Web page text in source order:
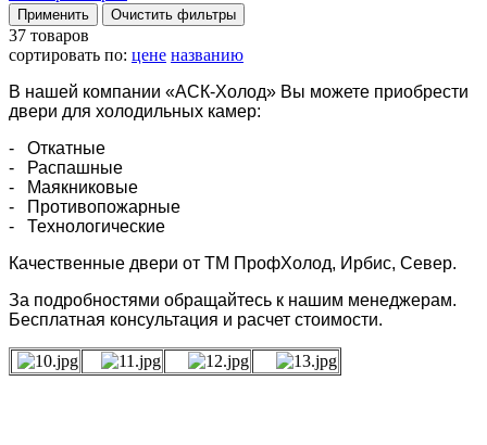
37 товаров
сортировать по: цене названию
В нашей компании «АСК-Холод» Вы можете приобрести
двери для холодильных камер:
- Откатные
- Распашные
- Маякниковые
- Противопожарные
- Технологические
Качественные двери от ТМ ПрофХолод, Ирбис, Север.
За подробностями обращайтесь к нашим менеджерам.
Бесплатная консультация и расчет стоимости.